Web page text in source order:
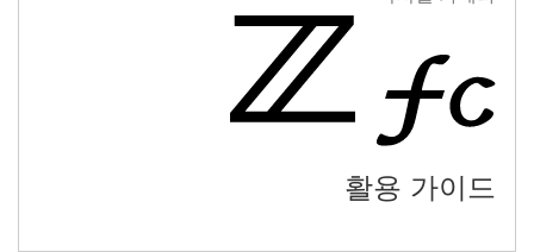
활용 가이드